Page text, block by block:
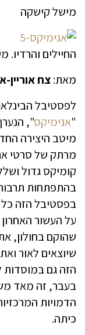
מישל קישקה
החיילים והרדיו.
מאת:צח
לפסטיבל
"אנימיקס
מיטב היצירה
מרתק של סרטי
קומיקס גדול
בהתפתחות
בפסטיבל הזה
על העשור
שהוקם בחולון,
שיוצאים לאור
הזה גם
בעבר, זה מאד
הדמויות
כיתה.